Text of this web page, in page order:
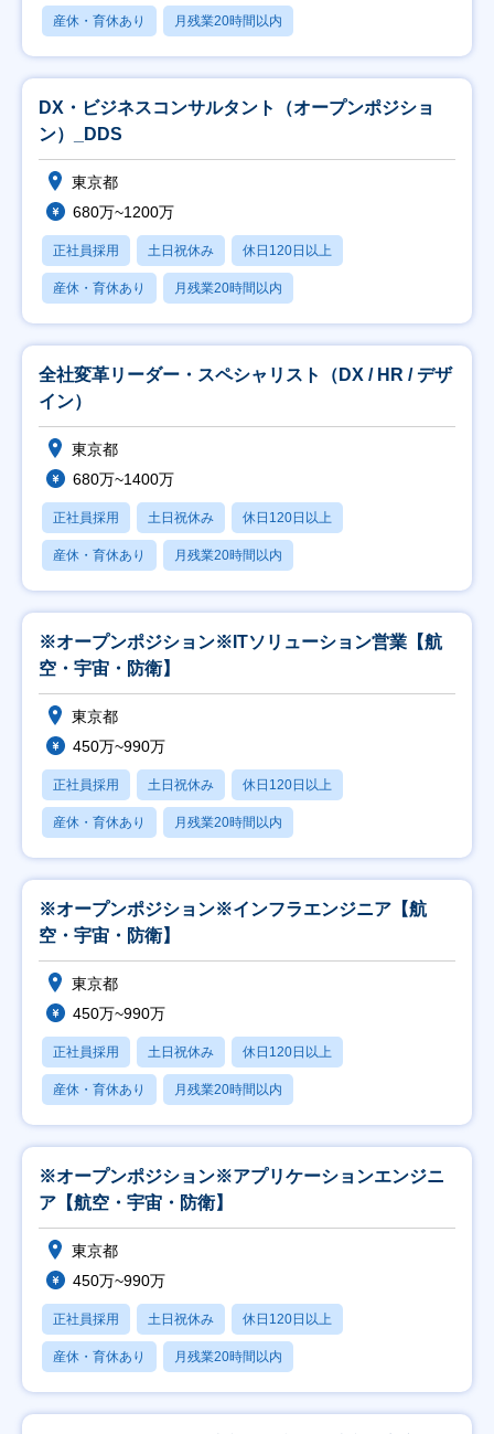
産休・育休あり 月残業20時間以内
DX・ビジネスコンサルタント（オープンポジショ
ン）_DDS
東京都
680万~1200万
正社員採用 土日祝休み 休日120日以上
産休・育休あり 月残業20時間以内
全社変革リーダー・スペシャリスト（DX / HR / デザ
イン）
東京都
680万~1400万
正社員採用 土日祝休み 休日120日以上
産休・育休あり 月残業20時間以内
※オープンポジション※ITソリューション営業【航
空・宇宙・防衛】
東京都
450万~990万
正社員採用 土日祝休み 休日120日以上
産休・育休あり 月残業20時間以内
※オープンポジション※インフラエンジニア【航
空・宇宙・防衛】
東京都
450万~990万
正社員採用 土日祝休み 休日120日以上
産休・育休あり 月残業20時間以内
※オープンポジション※アプリケーションエンジニ
ア【航空・宇宙・防衛】
東京都
450万~990万
正社員採用 土日祝休み 休日120日以上
産休・育休あり 月残業20時間以内